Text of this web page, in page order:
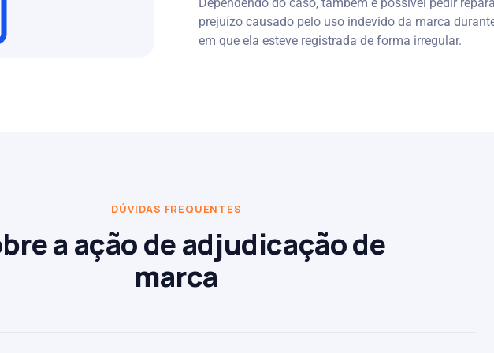
Dependendo do caso, também é possível pedir
prejuízo causado pelo uso indevido da marca
em que ela esteve registrada de forma irregular.
DÚVIDAS FREQUENTES
a ação de adjudicação de
marca